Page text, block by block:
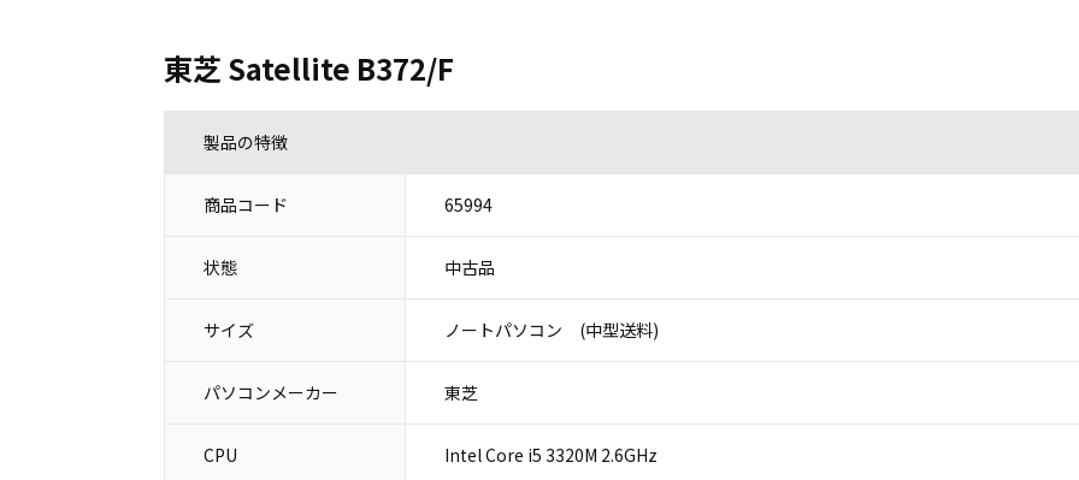
東芝 Satellite B372/F
製品の特徴
商品コード 65994
状態 中古品
サイズ ノートパソコン (中型送料)
パソコンメーカー 東芝
CPU Intel Core i5 3320M 2.6GHz